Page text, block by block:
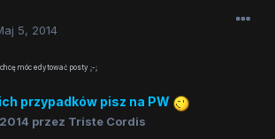
5, 2014
móc edytować posty ;-;
przypadków pisz na PW
przez Triste Cordis